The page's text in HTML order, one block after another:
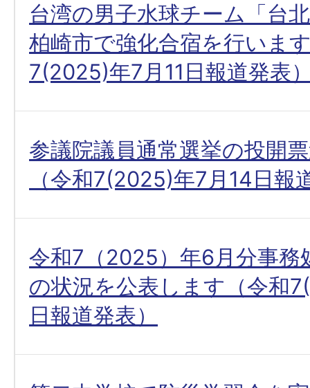
台湾の男子水球チーム「台
柏崎市で強化合宿を行いま
7(2025)年7月11日報道発表
参議院議員通常選挙の投開
（令和7(2025)年7月14日報
令和7（2025）年6月分事務
の状況を公表します（令和
日報道発表）